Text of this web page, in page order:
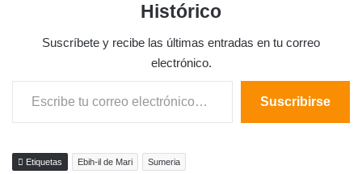
Histórico
Suscríbete y recibe las últimas entradas en tu correo
electrónico.
Escribe tu correo electrónico…
Suscribirse
Etiquetas Ebih-il de Mari Sumeria